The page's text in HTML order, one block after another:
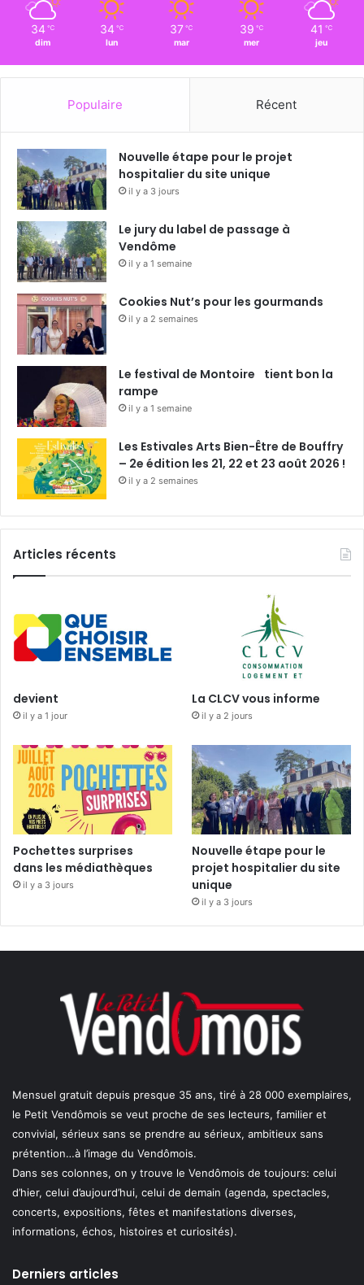
34 ℃
dim
34 ℃
lun
37 ℃
mar
39 ℃
mer
41 ℃
jeu
Populaire Récent
Nouvelle étape pour le projet
hospitalier du site unique
il y a 3 jours
Le jury du label de passage à
Vendôme
il y a 1 semaine
Cookies Nut’s pour les gourmands
il y a 2 semaines
Le festival de Montoire tient bon la
rampe
il y a 1 semaine
Les Estivales Arts Bien-Être de Bouffry
– 2e édition les 21, 22 et 23 août 2026 !
il y a 2 semaines
Articles récents
devient
il y a 1 jour
La CLCV vous informe
il y a 2 jours
Pochettes surprises
dans les médiathèques
il y a 3 jours
Nouvelle étape pour le
projet hospitalier du site
unique
il y a 3 jours
Mensuel gratuit depuis presque 35 ans, tiré à 28 000 exemplaires,
le Petit Vendômois se veut proche de ses lecteurs, familier et
convivial, sérieux sans se prendre au sérieux, ambitieux sans
prétention…à l’image du Vendômois.
Dans ses colonnes, on y trouve le Vendômois de toujours: celui
d’hier, celui d’aujourd’hui, celui de demain (agenda, spectacles,
concerts, expositions, fêtes et manifestations diverses,
informations, échos, histoires et curiosités).
Derniers articles